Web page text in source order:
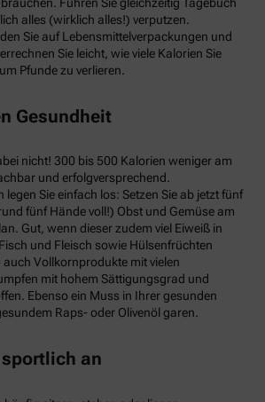
Führen Sie gleichzeitig Tagebuch
alles (wirklich alles!) verputzen.
Sie auf Lebensmittelverpackungen und
Sie leicht, wie viele Kalorien Sie
Pfunde zu verlieren.
Gesundheit
nicht! 300 bis 500 Kalorien weniger am
und erfolgversprechend.
legen Sie einfach los: Setzen Sie ab jetzt fünf
fünf Hände voll!) Obst und Gemüse am
Gut, wenn dieser zudem viel Eiweiß in
und Fleisch sowie Hülsenfrüchten
Vollkornprodukte mit vielen
mit hohem Sättigungsgrad und
Ebenso ein Muss in Ihrer gesunden
Raps- oder Olivenöl garen.
sportlich an